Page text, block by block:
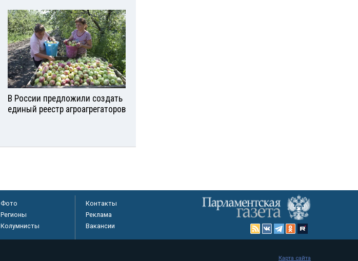
В России предложили создать
единый реестр агроагрегаторов
Фото
Регионы
Колумнисты
Контакты
Реклама
Вакансии
Карта сайта